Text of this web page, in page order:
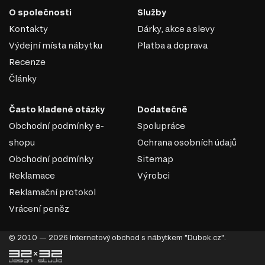
O společnosti
Kontakty
Výdejní místa nábytku
Recenze
Články
Služby
Dárky, akce a slevy
Platba a doprava
Často kladené otázky
Obchodní podmínky e-
shopu
Obchodní podmínky
Reklamace
Reklamační protokol
Vrácení peněz
Dodatečně
Spolupráce
Ochrana osobních údajů
Sitemap
Výrobci
© 2010 — 2026 Internetový obchod s nábytkem "Dubok.cz".